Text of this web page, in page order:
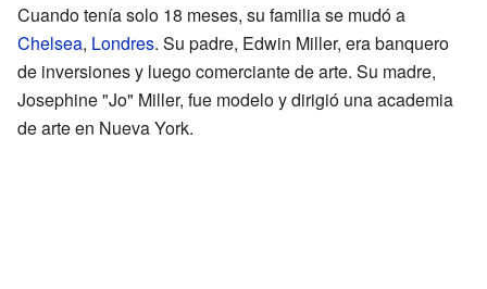
Cuando tenía solo 18 meses, su familia se mudó a
Chelsea, Londres. Su padre, Edwin Miller, era banquero
de inversiones y luego comerciante de arte. Su madre,
Josephine "Jo" Miller, fue modelo y dirigió una academia
de arte en Nueva York.